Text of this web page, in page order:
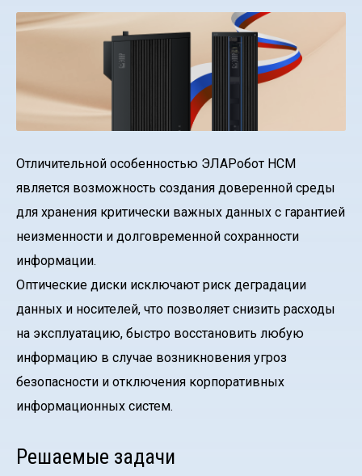
Отличительной особенностью ЭЛАРобот НСМ
является возможность создания доверенной среды
для хранения критически важных данных с гарантией
неизменности и долговременной сохранности
информации.
Оптические диски исключают риск деградации
данных и носителей, что позволяет снизить расходы
на эксплуатацию, быстро восстановить любую
информацию в случае возникновения угроз
безопасности и отключения корпоративных
информационных систем.
Решаемые задачи